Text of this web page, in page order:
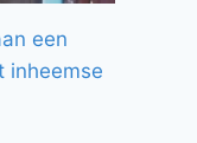
een
inheemse